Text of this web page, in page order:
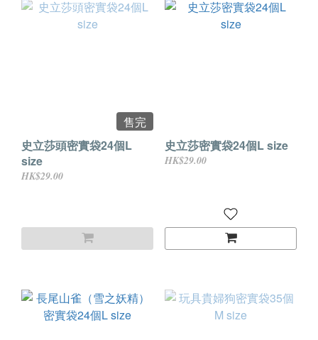
售完
史立莎頭密實袋24個L
size
HK$29.00
史立莎密實袋24個L size
HK$29.00